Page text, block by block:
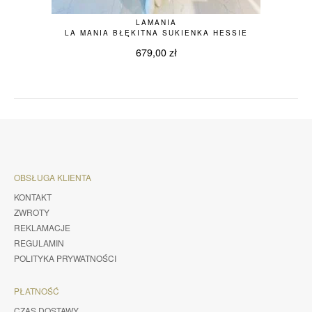
LAMANIA
LA MANIA BŁĘKITNA SUKIENKA HESSIE
679,00 zł
OBSŁUGA KLIENTA
KONTAKT
ZWROTY
REKLAMACJE
REGULAMIN
POLITYKA PRYWATNOŚCI
PŁATNOŚĆ